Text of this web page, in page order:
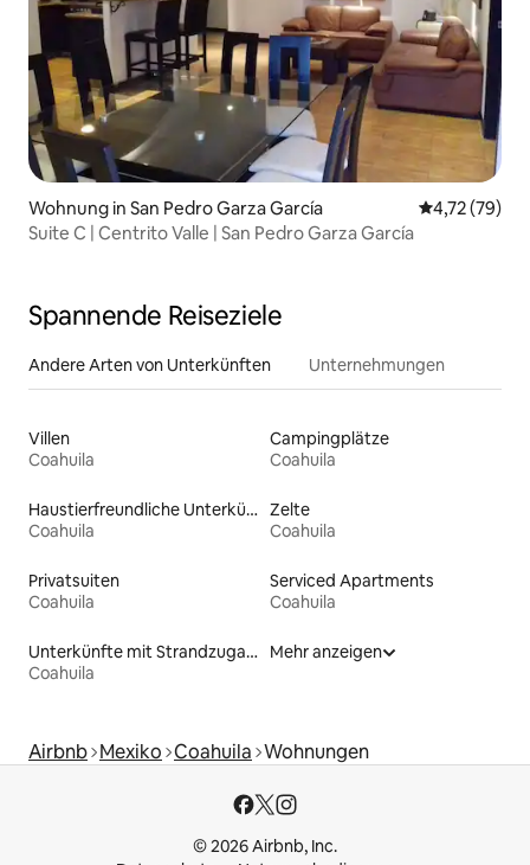
Wohnung in San Pedro Garza García
4,72 (79)
Suite C | Centrito Valle | San Pedro Garza García
Spannende Reiseziele
Andere Arten von Unterkünften Unternehmungen
Villen
Coahuila
Campingplätze
Coahuila
Haustierfreundliche Unterkünfte
Coahuila
Zelte
Coahuila
Privatsuiten
Coahuila
Serviced Apartments
Coahuila
Unterkünfte mit Strandzugang
Coahuila
Mehr anzeigen
Airbnb Mexiko Coahuila Wohnungen
© 2026 Airbnb, Inc.